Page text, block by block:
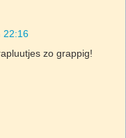
22:16
zo grappig!